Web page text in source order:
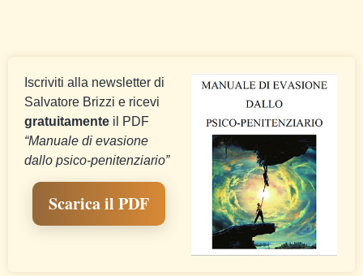
Iscriviti alla newsletter di
Salvatore Brizzi e ricevi
gratuitamente il PDF
“Manuale di evasione
dallo psico-penitenziario”
Scarica il PDF